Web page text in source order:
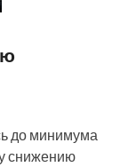
до минимума
снижению